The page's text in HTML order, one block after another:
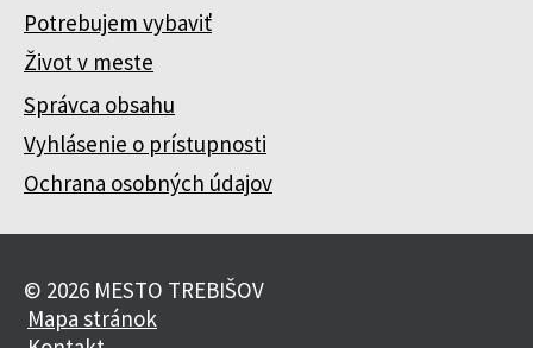
Potrebujem vybaviť
Život v meste
Správca obsahu
Vyhlásenie o prístupnosti
Ochrana osobných údajov
© 2026 MESTO TREBIŠOV
Mapa stránok